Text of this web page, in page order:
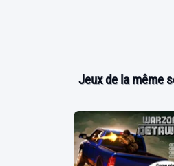
Jeux de la même